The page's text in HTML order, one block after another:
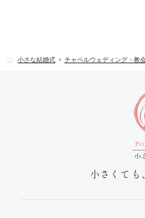
小さな結婚式 チャペルウェディング・教
小さくても